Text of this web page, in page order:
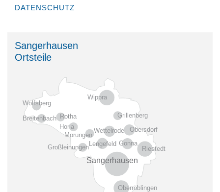
DATENSCHUTZ
Sangerhausen
Ortsteile
Riestedt
Gonna
Obersdorf
Grillenberg
Wippra
Wolfsberg
Rotha
Breitenbach
Horla
Morungen
Wettelrode
Lengefeld
Großleinungen
Sangerhausen
Oberröblingen